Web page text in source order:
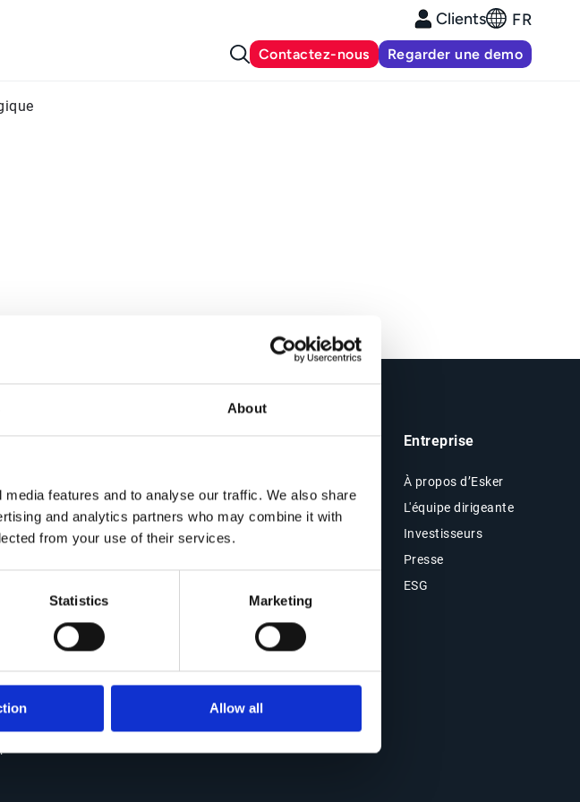
About
features and to analyse our traffic. We also share
and analytics partners who may combine it with
from your use of their services.
Statistics Marketing
Allow all
Clients FR
Contactez-nous Regarder une demo
Solutions Office of the
Suite Office of the CFO
Source-to-Pay (S2P)
conformité
Analyses & Ressources
Témoignages clients
Entreprise
À propos d’Esker
L'équipe dirigeante
Investisseurs
Presse
ESG